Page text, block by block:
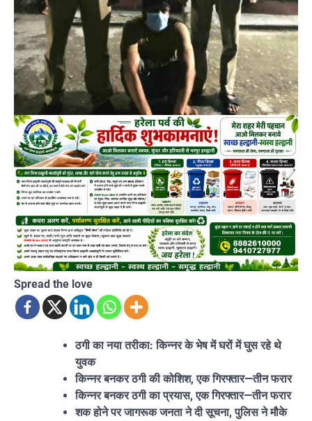
Spread the love
ठगी का नया तरीका: किन्नर के भेष में घरों में घुस रहे थे
युवक
किन्नर बनकर ठगी की कोशिश, एक गिरफ्तार—तीन फरार
किन्नर बनकर ठगी का प्रयास, एक गिरफ्तार—तीन फरार
शक होने पर जागरूक जनता ने दी सूचना, पुलिस ने मौके